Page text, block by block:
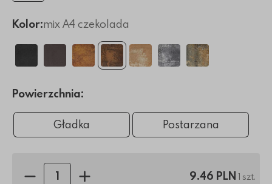
Kolor:mix A4 czekolada
Powierzchnia:
Gładka Postarzana
Ilość sztuk: 9.46 PLN 1 szt.